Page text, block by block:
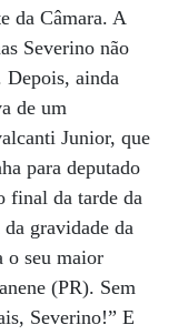
da Câmara. A
Severino não
Depois, ainda
de um
Junior, que
para deputado
final da tarde da
gravidade da
o seu maior
(PR). Sem
Severino!” E